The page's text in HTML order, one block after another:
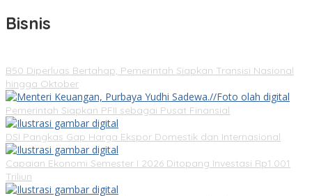
Bisnis
B50 Diperluas Bertahap, Pemerintah Siapkan Transisi Nasional
hingga Oktober
Pemerintah Siapkan PFII sebagai Pusat Finansial
DSI Pangkas Gap Harga Ekspor Domestik dan Internasional
Capaian Ekonomi Semester I 2026 Ditopang Investasi Rp1.001
Triliun